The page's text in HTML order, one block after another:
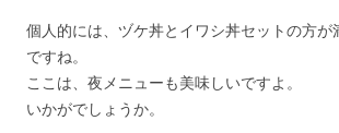
個人的には、ヅケ丼とイワシ丼セットの方が
ですね。
ここは、夜メニューも美味しいですよ。
いかがでしょうか。